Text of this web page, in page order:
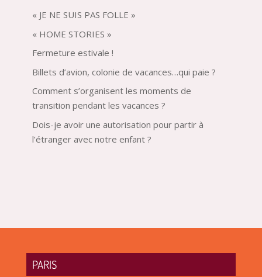
« JE NE SUIS PAS FOLLE »
« HOME STORIES »
Fermeture estivale !
Billets d’avion, colonie de vacances…qui paie ?
Comment s’organisent les moments de
transition pendant les vacances ?
Dois-je avoir une autorisation pour partir à
l’étranger avec notre enfant ?
PARIS